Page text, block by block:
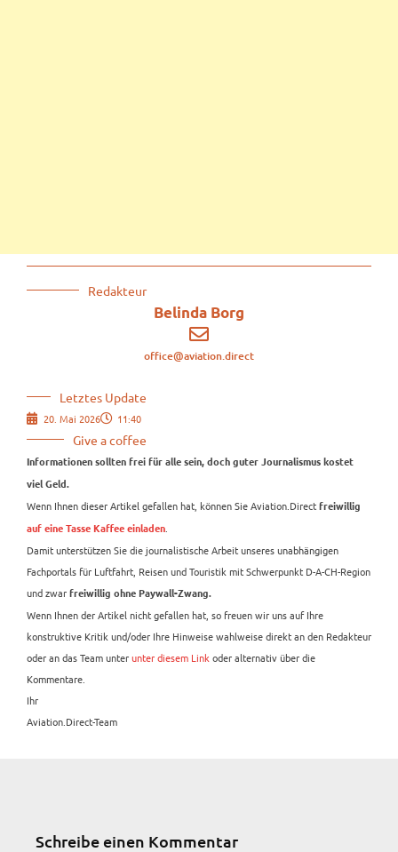
Redakteur
Belinda Borg
office@aviation.direct
Letztes Update
20. Mai 2026 11:40
Give a coffee
Informationen sollten frei für alle sein, doch guter Journalismus kostet
viel Geld.
Wenn Ihnen dieser Artikel gefallen hat, können Sie Aviation.Direct freiwillig
auf eine Tasse Kaffee einladen
Damit unterstützen Sie die journalistische Arbeit unseres unabhängigen
Fachportals für Luftfahrt, Reisen und Touristik mit Schwerpunkt D-A-CH-Region
und zwar freiwillig ohne Paywall-Zwang.
Wenn Ihnen der Artikel nicht gefallen hat, so freuen wir uns auf Ihre
konstruktive Kritik und/oder Ihre Hinweise wahlweise direkt an den Redakteur
oder an das Team unterunter diesem Link oder alternativ über die
Kommentare.
Ihr
Aviation.Direct-Team
Schreibe einen Kommentar